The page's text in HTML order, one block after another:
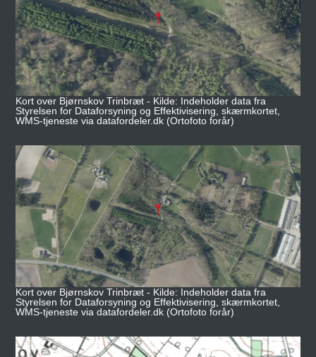
Kort over Bjørnskov Trinbræt - Kilde: Indeholder data fra
Styrelsen for Dataforsyning og Effektivisering, skærmkortet,
WMS-tjeneste via datafordeler.dk (Ortofoto forår)
Kort over Bjørnskov Trinbræt - Kilde: Indeholder data fra
Styrelsen for Dataforsyning og Effektivisering, skærmkortet,
WMS-tjeneste via datafordeler.dk (Ortofoto forår)